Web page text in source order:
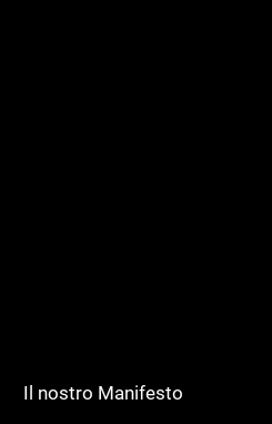
Il nostro Manifesto